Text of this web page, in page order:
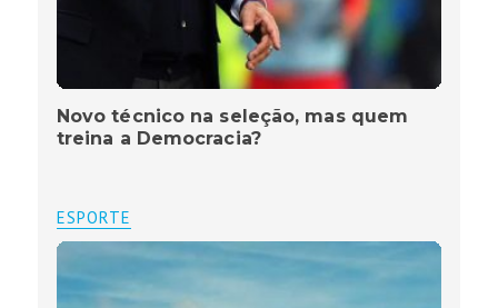
Novo técnico na seleção, mas quem
treina a Democracia?
ESPORTE